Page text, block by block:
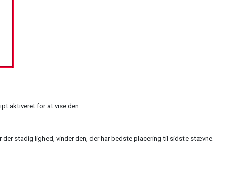
aktiveret for at vise den.
stadig lighed, vinder den, der har bedste placering til sidste stævne.